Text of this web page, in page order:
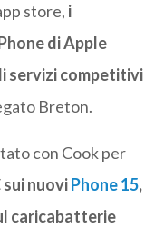
store, i
di Apple
servizi competitivi
Breton.
con Cook per
nuoviPhone 15,
caricabatterie